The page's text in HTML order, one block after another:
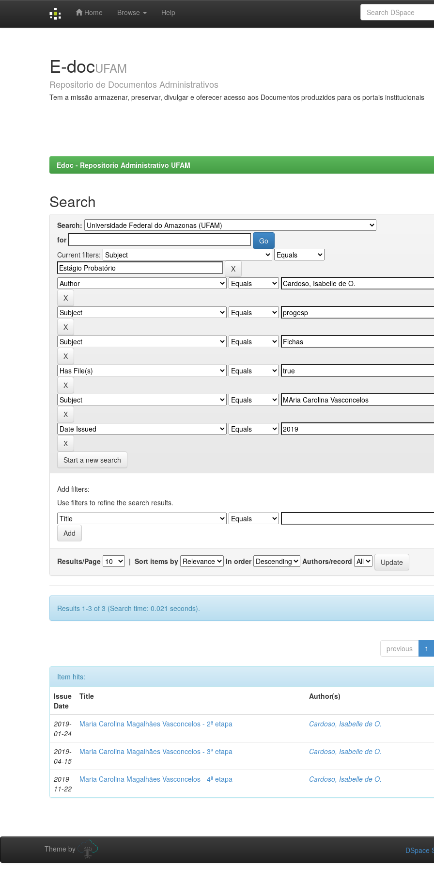
Home Browse Help
E-docUFAM
Repositorio de Documentos Administrativos
Tem a missão armazenar, preservar, divulgar e oferecer acesso aos Documentos produzidos para os portais institucionais
Edoc - Repositorio Administrativo UFAM
Search
Search:
for
Current filters:
Start a new search
Add filters:
Use filters to refine the search results.
Results/Page | Sort items by In order Authors/record
Results 1-3 of 3 (Search time: 0.021 seconds).
previous 1
Item hits:
Issue
Date
Title Author(s)
2019-
01-24
Maria Carolina Magalhães Vasconcelos - 2ª etapa Cardoso, Isabelle de O.
2019-
04-15
Maria Carolina Magalhães Vasconcelos - 3ª etapa Cardoso, Isabelle de O.
2019-
11-22
Maria Carolina Magalhães Vasconcelos - 4ª etapa Cardoso, Isabelle de O.
Theme by DSpace